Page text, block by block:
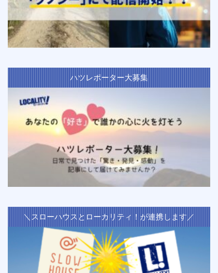
ハツレポーター大募集
＼スローハウスとローカリティ！が連携します／